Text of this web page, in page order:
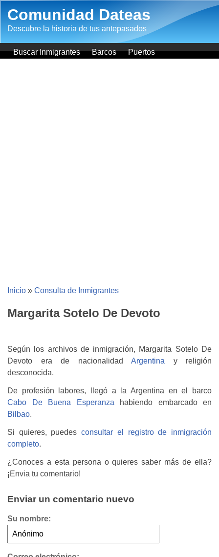
Comunidad Dateas
Descubre la historia de tus antepasados
Buscar Inmigrantes Barcos Puertos
Inicio » Consulta de Inmigrantes
Margarita Sotelo De Devoto
Según los archivos de inmigración, Margarita Sotelo De
Devoto era de nacionalidad Argentina y religión
desconocida.
De profesión labores, llegó a la Argentina en el barco
Cabo De Buena Esperanza habiendo embarcado en
Bilbao.
Si quieres, puedesconsultar el registro de inmigración
completo.
¿Conoces a esta persona o quieres saber más de ella?
¡Envia tu comentario!
Enviar un comentario nuevo
Su nombre: